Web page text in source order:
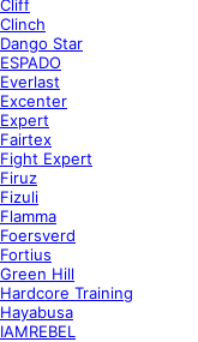
Cliff
Clinch
Dango Star
ESPADO
Everlast
Excenter
Expert
Fairtex
Fight Expert
Firuz
Fizuli
Flamma
Foersverd
Fortius
Green Hill
Hardcore Training
Hayabusa
IAMREBEL